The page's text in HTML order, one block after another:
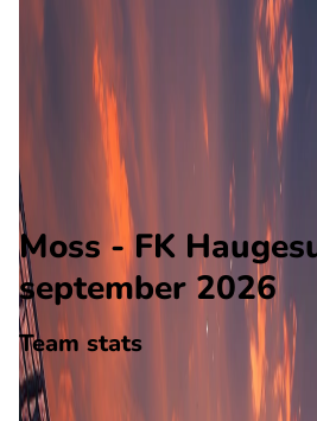
FK Haugesund
Alle wedstrijden
Moss - FK Haugesund
Voorbeschouwing
Moss - FK
september 2026
Team stats
Moss
Moss